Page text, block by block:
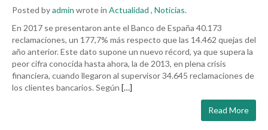
Posted byadmin wrote in Actualidad , Noticias.
En 2017 se presentaron ante el Banco de España 40.173
reclamaciones, un 177,7% más respecto que las 14.462 quejas del
año anterior. Este dato supone un nuevo récord, ya que supera la
peor cifra conocida hasta ahora, la de 2013, en plena crisis
financiera, cuando llegaron al supervisor 34.645 reclamaciones de
los clientes bancarios. Según […]
Read More